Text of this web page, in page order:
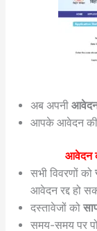
अब अपनी
आपके आवेदन की
आवेदन
सभी विवरणों को
आवेदन रद्द हो
दस्तावेजों को
समय-समय पर